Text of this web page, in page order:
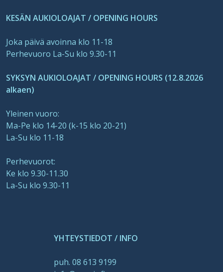
KESÄN AUKIOLOAJAT / OPENING HOURS
Joka päivä avoinna klo 11-18
Perhevuoro La-Su klo 9.30-11
SYKSYN AUKIOLOAJAT / OPENING HOURS (12.8.2026
alkaen)
Yleinen vuoro:
Ma-Pe klo 14-20 (k-15 klo 20-21)
La-Su klo 11-18
Perhevuorot:
Ke klo 9.30-11.30
La-Su klo 9.30-11
YHTEYSTIEDOT / INFO
puh. 08 613 9199